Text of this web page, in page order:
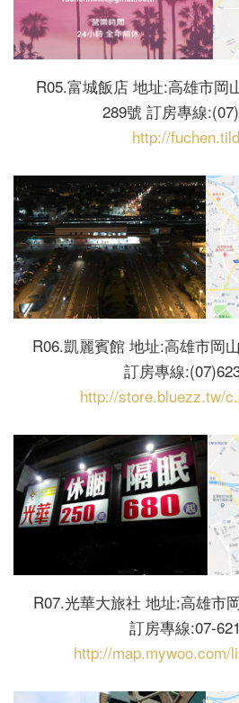
R05.富城飯店 地址:高雄市岡
289號 訂房專線
http://
R06.凱麗賓館 地址:高雄市岡
訂房專線
http://store.bluezz.tw/
R07.光華大旅社 地址:高雄市
訂房專線:07-
http://map.mywoo.com/